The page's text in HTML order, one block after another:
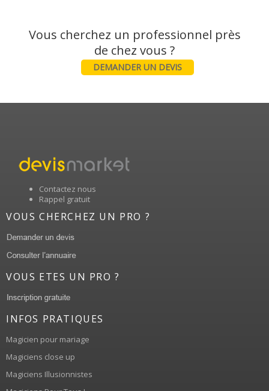
Vous cherchez un professionnel près
DEMANDER UN DEVIS
Contactez nous
Rappel gratuit
VOUS CHERCHEZ UN PRO ?
VOUS ETES UN PRO ?
INFOS PRATIQUES
Magicien pour mariage
Magiciens close up
Magiciens Illusionnistes